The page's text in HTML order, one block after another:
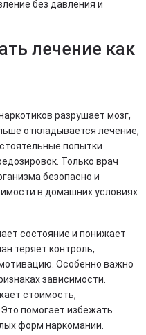
без давления и
лечение как
разрушает мозг,
откладывается лечение,
попытки
Только врач
безопасно и
в домашних условиях
состояние и понижает
теряет контроль,
Особенно важно
зависимости.
стоимость,
помогает избежать
форм наркомании.